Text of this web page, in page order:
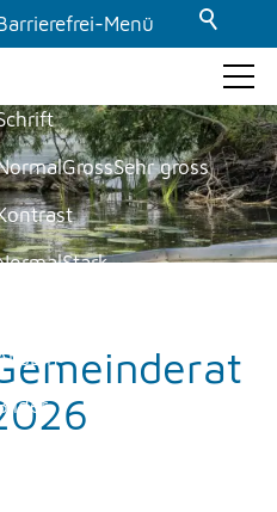
Menü
Powered by Weblication® CMS
GrossSehr gross
Stark
Ein
4